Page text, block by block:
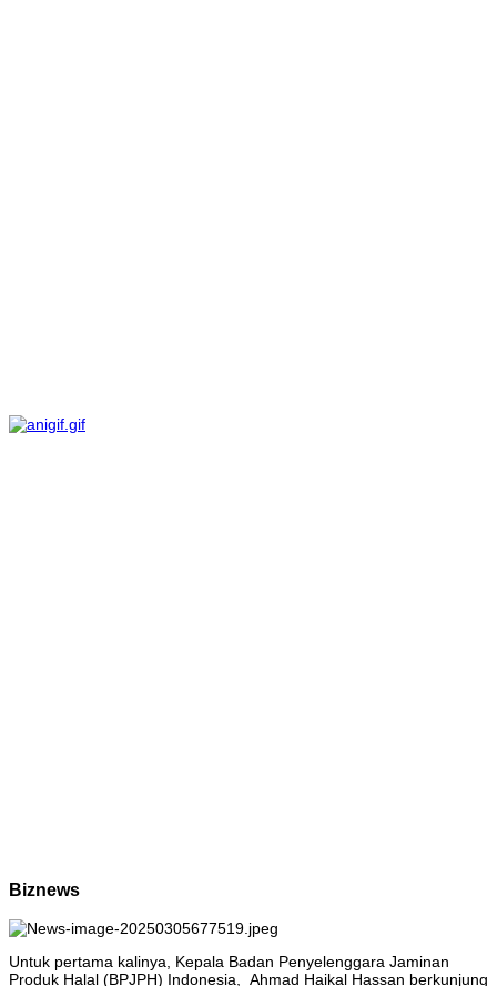
Biznews
Untuk pertama kalinya, Kepala Badan Penyelenggara Jaminan
Produk Halal (BPJPH) Indonesia, Ahmad Haikal Hassan berkunjung